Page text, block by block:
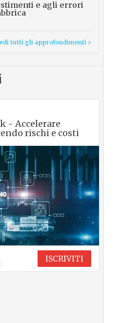
e agli errori
tutti gli approfondimenti >
- Accelerare
rischi e costi
ISCRIVITI